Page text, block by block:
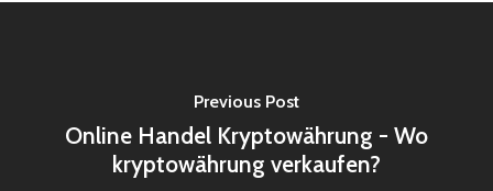
Previous Post
Online Handel Kryptowährung - Wo
kryptowährung verkaufen?